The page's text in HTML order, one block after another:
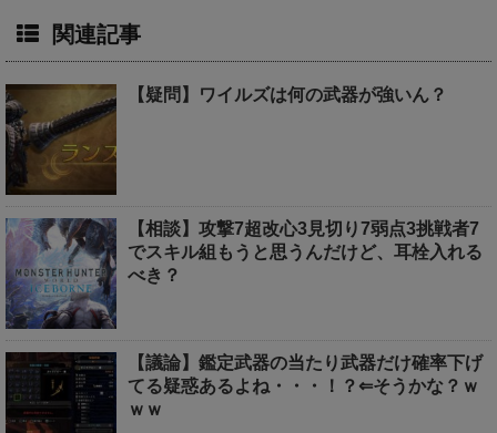
関連記事
【疑問】ワイルズは何の武器が強いん？
【相談】攻撃7超改心3見切り7弱点3挑戦者7
でスキル組もうと思うんだけど、耳栓入れる
べき？
【議論】鑑定武器の当たり武器だけ確率下げ
てる疑惑あるよね・・・！？⇐そうかな？ｗ
ｗｗ